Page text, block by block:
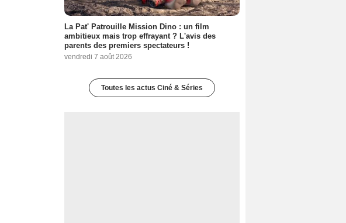
La Pat' Patrouille Mission Dino : un film
ambitieux mais trop effrayant ? L'avis des
parents des premiers spectateurs !
vendredi 7 août 2026
Toutes les actus Ciné & Séries